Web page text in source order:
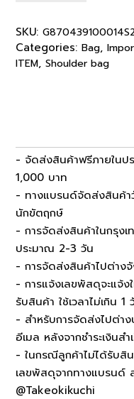
SKU:
Categories: Bag,
ITEM, Shoulder bag
- จัดส่งสินค้าฟรีภายในป
1,000 บาท
- ทางแบรนด์จัดส่งสินค้า
นักขัตฤกษ์
- การจัดส่งสินค้าในกรุงเ
ประมาณ 2-3 วัน
- การจัดส่งสินค้าไปต่างจั
- การแจ้งเลขพัสดุจะแจ้ง
รับสินค้า ใช้เวลาไม่เกิน 1
- สำหรับการจัดส่งไปต่า
อีเมล หลังจากชำระเงินสำ
- ในกรณีลูกค้าไม่ได้รับสิ
เลขพัสดุจากทางแบรนด์
@Takeokikuchi